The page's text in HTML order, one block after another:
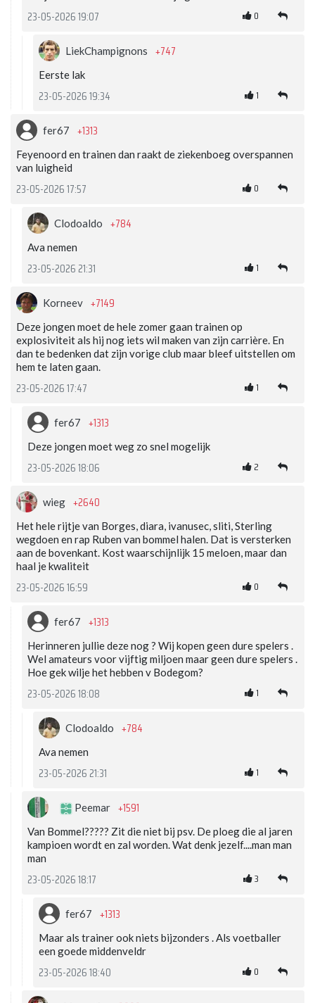
23-05-2026 19:07 0
LiekChampignons +747
Eerste lak
23-05-2026 19:34 1
fer67 +1313
Feyenoord en trainen dan raakt de ziekenboeg overspannen
van luigheid
23-05-2026 17:57 0
Clodoaldo +784
Ava nemen
23-05-2026 21:31 1
Korneev +7149
Deze jongen moet de hele zomer gaan trainen op
explosiviteit als hij nog iets wil maken van zijn carrière. En
dan te bedenken dat zijn vorige club maar bleef uitstellen om
hem te laten gaan.
23-05-2026 17:47 1
fer67 +1313
Deze jongen moet weg zo snel mogelijk
23-05-2026 18:06 2
wieg +2640
Het hele rijtje van Borges, diara, ivanusec, sliti, Sterling
wegdoen en rap Ruben van bommel halen. Dat is versterken
aan de bovenkant. Kost waarschijnlijk 15 meloen, maar dan
haal je kwaliteit
23-05-2026 16:59 0
fer67 +1313
Herinneren jullie deze nog ? Wij kopen geen dure spelers .
Wel amateurs voor vijftig miljoen maar geen dure spelers .
Hoe gek wilje het hebben v Bodegom?
23-05-2026 18:08 1
Clodoaldo +784
Ava nemen
23-05-2026 21:31 1
Peemar +1591
Van Bommel????? Zit die niet bij psv. De ploeg die al jaren
kampioen wordt en zal worden. Wat denk jezelf....man man
man
23-05-2026 18:17 3
fer67 +1313
Maar als trainer ook niets bijzonders . Als voetballer
een goede middenveldr
23-05-2026 18:40 0